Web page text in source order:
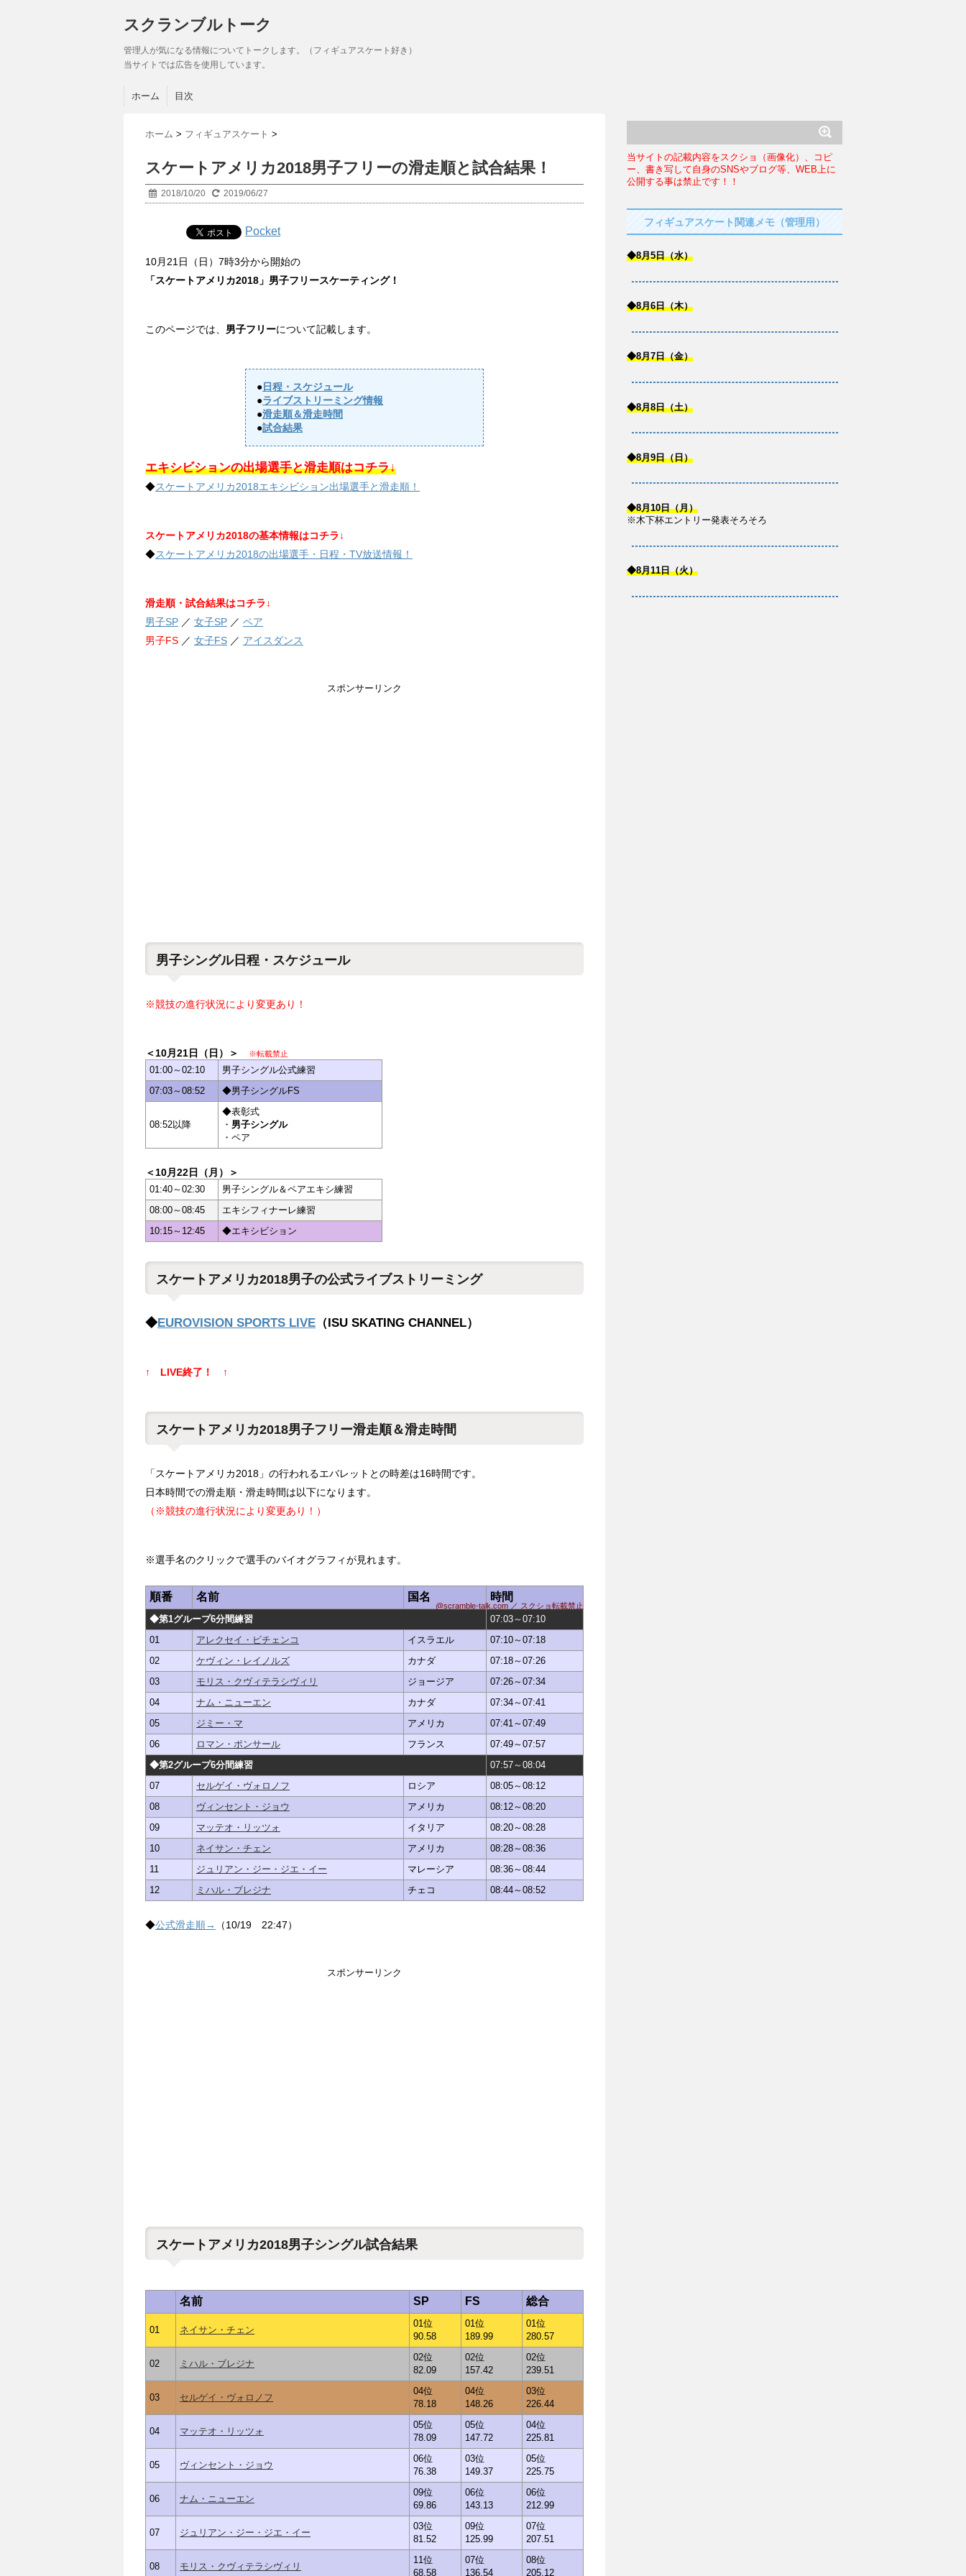
スクランブルトーク
管理人が気になる情報についてトークします。（フィギュアスケート好き）
当サイトでは広告を使用しています。
ホーム 目次
ホーム > フィギュアスケート >
スケートアメリカ2018男子フリーの滑走順と試合結果！
2018/10/20 2019/06/27
Pocket
10月21日（日）7時3分から開始の
「スケートアメリカ2018」男子フリースケーティング！
このページでは、 男子フリーについて記載します。
●日程・スケジュール
●ライブストリーミング情報
●滑走順＆滑走時間
●試合結果
エキシビションの出場選手と滑走順はコチラ↓
◆スケートアメリカ2018エキシビション出場選手と滑走順！
スケートアメリカ2018の基本情報はコチラ↓
◆スケートアメリカ2018の出場選手・日程・TV放送情報！
滑走順・試合結果はコチラ↓
男子SP ／ 女子SP ／ ペア
男子FS ／ 女子FS ／ アイスダンス
スポンサーリンク
男子シングル日程・スケジュール
※競技の進行状況により変更あり！
＜10月21日（日）＞ ※転載禁止
01:00～02:10
男子シングル公式練習
07:03～08:52
◆男子シングルFS
08:52以降
◆表彰式
・ 男子シングル
・ペア
＜10月22日（月）＞
01:40～02:30
男子シングル＆ペアエキシ練習
08:00～08:45
エキシフィナーレ練習
10:15～12:45
◆エキシビション
スケートアメリカ2018男子の公式ライブストリーミング
◆EUROVISION SPORTS LIVE （ISU SKATING CHANNEL）
↑ LIVE終了！ ↑
スケートアメリカ2018男子フリー滑走順＆滑走時間
「スケートアメリカ2018」の行われるエバレットとの時差は16時間です。
日本時間での滑走順・滑走時間は以下になります。
（※競技の進行状況により変更あり！）
※選手名のクリックで選手のバイオグラフィが見れます。
@scramble-talk.com ／ スクショ転載禁止
順番 名前 国名 時間
◆第1グループ6分間練習
07:03～07:10
01
アレクセイ・ビチェンコ イスラエル
07:10～07:18
02
ケヴィン・レイノルズ カナダ
07:18～07:26
03
モリス・クヴィテラシヴィリ ジョージア
07:26～07:34
04
ナム・ニューエン カナダ
07:34～07:41
05
ジミー・マ アメリカ
07:41～07:49
06
ロマン・ポンサール フランス
07:49～07:57
◆第2グループ6分間練習
07:57～08:04
07
セルゲイ・ヴォロノフ ロシア
08:05～08:12
08
ヴィンセント・ジョウ アメリカ
08:12～08:20
09
マッテオ・リッツォ イタリア
08:20～08:28
10
ネイサン・チェン アメリカ
08:28～08:36
11
ジュリアン・ジー・ジエ・イー マレーシア
08:36～08:44
12
ミハル・ブレジナ チェコ 08:44～08:52
◆公式滑走順→ （10/19 22:47）
スポンサーリンク
スケートアメリカ2018男子シングル試合結果
名前 SP FS 総合
01 ネイサン・チェン
01位
90.58
01位
189.99
01位
280.57
02 ミハル・ブレジナ
02位
82.09
02位
157.42
02位
239.51
03 セルゲイ・ヴォロノフ
04位
78.18
04位
148.26
03位
226.44
04 マッテオ・リッツォ
05位
78.09
05位
147.72
04位
225.81
05 ヴィンセント・ジョウ
06位
76.38
03位
149.37
05位
225.75
06 ナム・ニューエン
09位
69.86
06位
143.13
06位
212.99
07 ジュリアン・ジー・ジエ・イー
03位
81.52
09位
125.99
07位
207.51
08 モリス・クヴィテラシヴィリ
11位
68.58
07位
136.54
08位
205.12
当サイトの記載内容をスクショ（画像化）、コピ
ー、書き写して自身のSNSやブログ等、WEB上に
公開する事は禁止です！！
フィギュアスケート関連メモ（管理用）
◆8月5日（水）
◆8月6日（木）
◆8月7日（金）
◆8月8日（土）
◆8月9日（日）
◆8月10日（月）
※木下杯エントリー発表そろそろ
◆8月11日（火）